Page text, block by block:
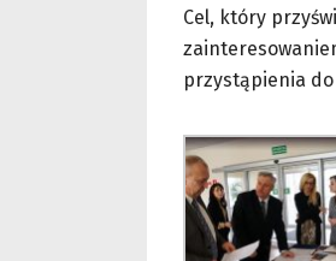
Cel, który
przystąpienia